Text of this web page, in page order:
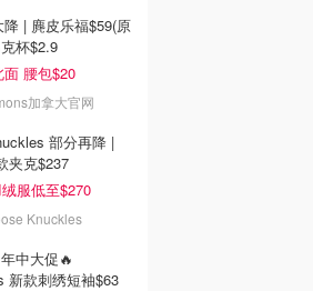
| 麂皮乐福$59(原
杯$2.9
腰包$20
加拿大官网
部分再降 |
夹克$237
服低至$270
Knuckles
中大促🔥
新款刺绣短袖$63